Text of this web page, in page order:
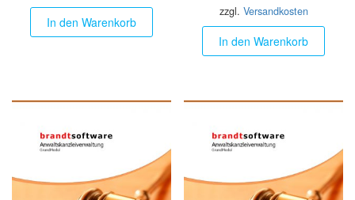
In den Warenkorb
zzgl. Versandkosten
In den Warenkorb